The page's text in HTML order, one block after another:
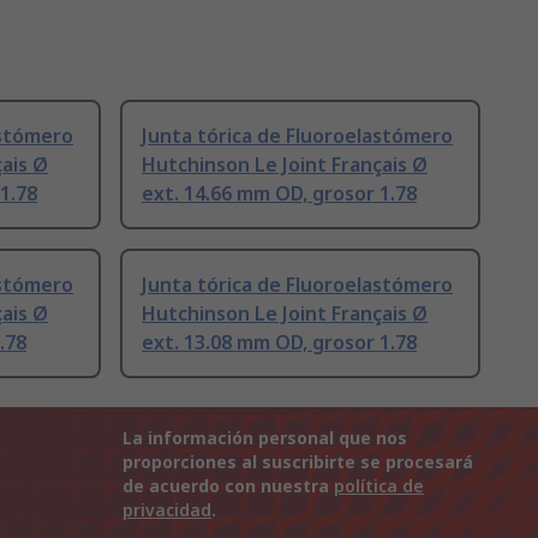
Ø
Junta tórica de Fluoroelastómero
Hutchinson Le Joint Français Ø
ext. 14.66 mm OD, grosor 1.78
Ø
Junta tórica de Fluoroelastómero
Hutchinson Le Joint Français Ø
ext. 13.08 mm OD, grosor 1.78
La información personal que nos
proporciones al suscribirte se procesará
de acuerdo con nuestra política de
privacidad.